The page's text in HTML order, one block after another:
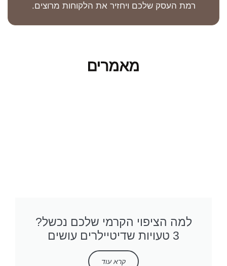
רמת העסק שלכם ויחזיר את הלקוחות מרוצים.
מאמרים
למה הציפוי הקרמי שלכם נכשל?
3 טעויות שדיטיילרים עושים
קרא עוד